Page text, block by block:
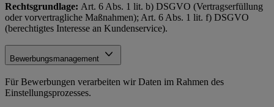
Rechtsgrundlage: Art. 6 Abs. 1 lit. b) DSGVO (Vertragserfüllung
oder vorvertragliche Maßnahmen); Art. 6 Abs. 1 lit. f) DSGVO
(berechtigtes Interesse an Kundenservice).
Bewerbungsmanagement
Für Bewerbungen verarbeiten wir Daten im Rahmen des
Einstellungsprozesses.